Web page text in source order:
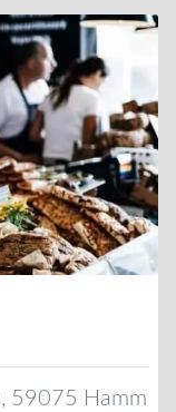
, 59075 Hamm